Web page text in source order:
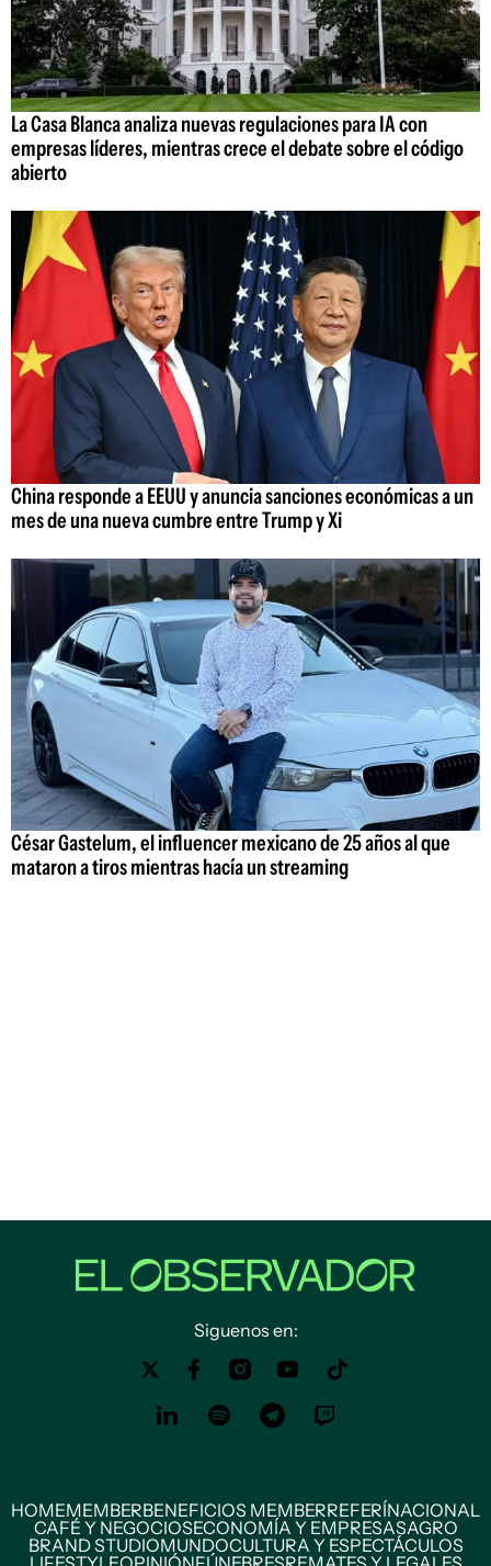
La Casa Blanca analiza nuevas regulaciones para IA con
empresas líderes, mientras crece el debate sobre el código
abierto
China responde a EEUU y anuncia sanciones económicas a un
mes de una nueva cumbre entre Trump y Xi
César Gastelum, el influencer mexicano de 25 años al que
mataron a tiros mientras hacía un streaming
Siguenos en:
HOMEMEMBERBENEFICIOS MEMBERREFERÍNACIONAL
CAFÉ Y NEGOCIOSECONOMÍA Y EMPRESASAGRO
BRAND STUDIOMUNDOCULTURA Y ESPECTÁCULOS